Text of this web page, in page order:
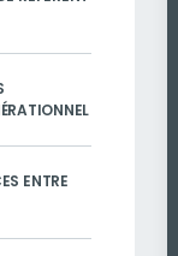
ENTRE